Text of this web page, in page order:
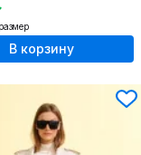
В корзину